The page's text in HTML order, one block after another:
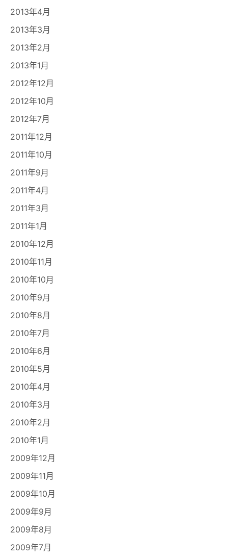
2013年4月
2013年3月
2013年2月
2013年1月
2012年12月
2012年10月
2012年7月
2011年12月
2011年10月
2011年9月
2011年4月
2011年3月
2011年1月
2010年12月
2010年11月
2010年10月
2010年9月
2010年8月
2010年7月
2010年6月
2010年5月
2010年4月
2010年3月
2010年2月
2010年1月
2009年12月
2009年11月
2009年10月
2009年9月
2009年8月
2009年7月